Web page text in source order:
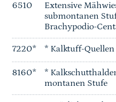
6510
Extensive
submontanen
Brachypodio-
7220* * Kalktuff-
8160*
*
montanen Stufe